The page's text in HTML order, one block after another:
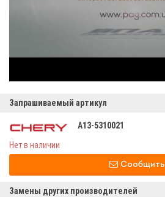
Запрашиваемый артикул
A13-5310021
Нет в наличии
Сообщить
Замены других производителей